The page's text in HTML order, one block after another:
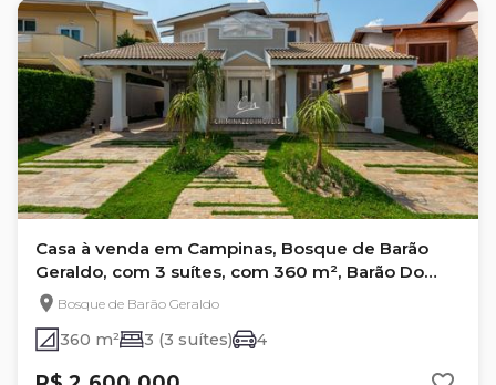
Casa à venda em Campinas, Bosque de Barão
Geraldo, com 3 suítes, com 360 m², Barão Do
CaféBosque de Barão Geraldo
360 m² 3 (3 suítes) 4